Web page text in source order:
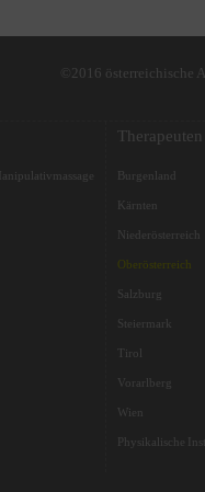
©2016 österreichische
Therapeuten
Burgenland
Kärnten
Niederösterreich
Oberösterreich
Salzburg
Steiermark
Tirol
Vorarlberg
Wien
Physikalische